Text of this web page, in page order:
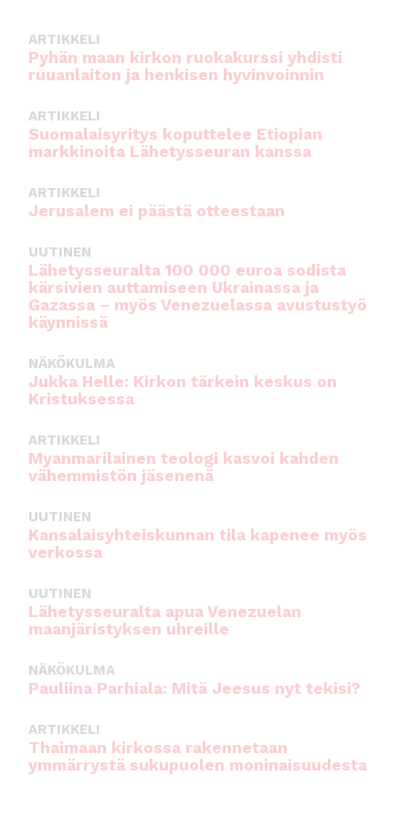
ARTIKKELI
Pyhän maan kirkon ruokakurssi yhdisti
ruuanlaiton ja henkisen hyvinvoinnin
ARTIKKELI
Suomalaisyritys koputtelee Etiopian
markkinoita Lähetysseuran kanssa
ARTIKKELI
Jerusalem ei päästä otteestaan
UUTINEN
Lähetysseuralta 100 000 euroa sodista
kärsivien auttamiseen Ukrainassa ja
Gazassa – myös Venezuelassa avustustyö
käynnissä
NÄKÖKULMA
Jukka Helle: Kirkon tärkein keskus on
Kristuksessa
ARTIKKELI
Myanmarilainen teologi kasvoi kahden
vähemmistön jäsenenä
UUTINEN
Kansalaisyhteiskunnan tila kapenee myös
verkossa
UUTINEN
Lähetysseuralta apua Venezuelan
maanjäristyksen uhreille
NÄKÖKULMA
Pauliina Parhiala: Mitä Jeesus nyt tekisi?
ARTIKKELI
Thaimaan kirkossa rakennetaan
ymmärrystä sukupuolen moninaisuudesta